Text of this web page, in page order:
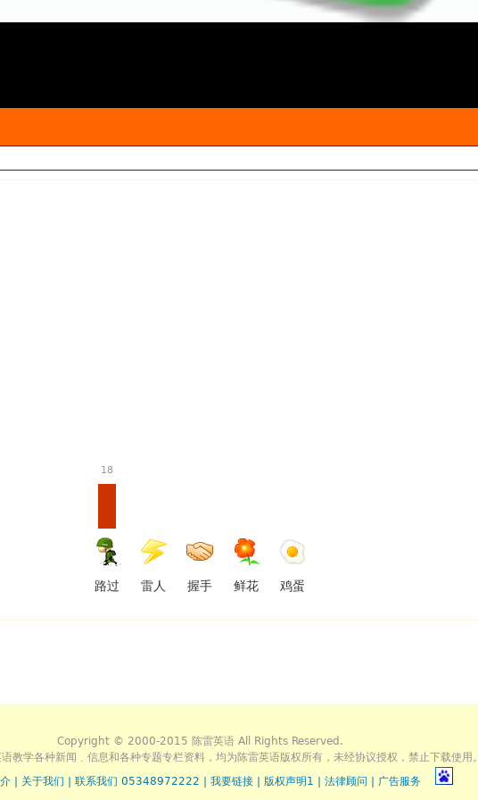
18
路过 雷人 握手 鲜花 鸡蛋
Copyright © 2000-2015 陈雷英语 All Rights Reserved.
教学各种新闻﹑信息和各种专题专栏资料，均为陈雷英语版权所有，未经协议授权，禁止下载使用。
关于我们 联系我们 05348972222 我要链接 版权声明1 法律顾问 广告服务